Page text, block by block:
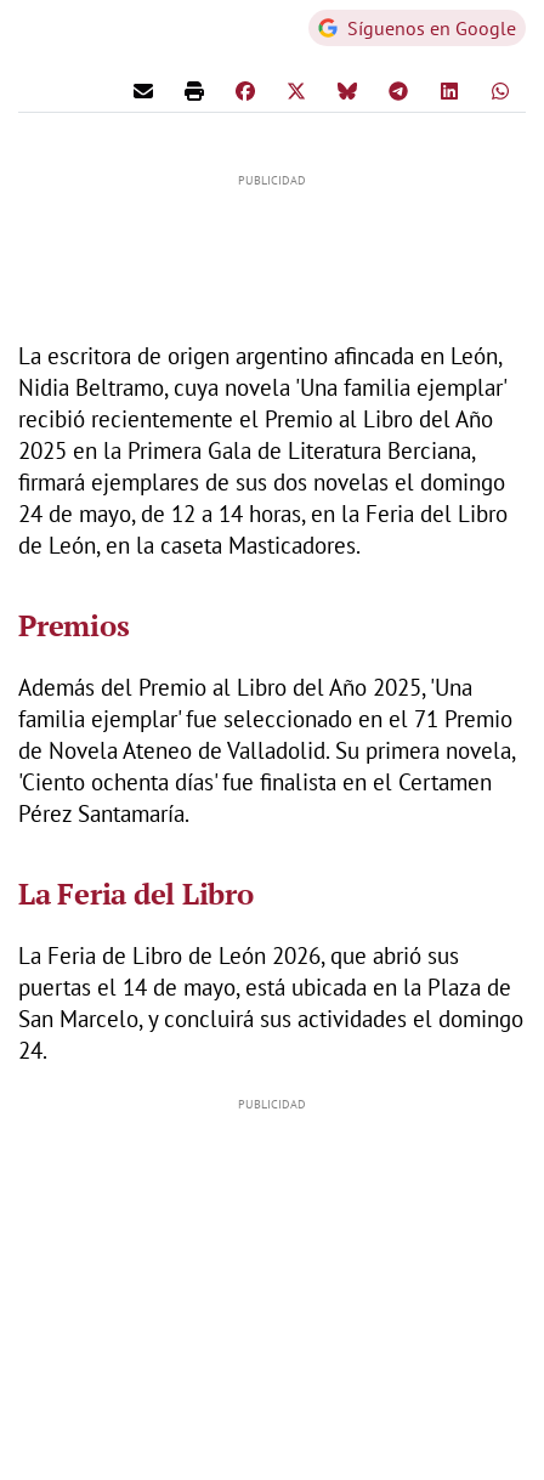
Síguenos en Google
La escritora de origen argentino afincada en León,
Nidia Beltramo, cuya novela 'Una familia ejemplar'
recibió recientemente el Premio al Libro del Año
2025 en la Primera Gala de Literatura Berciana,
firmará ejemplares de sus dos novelas el domingo
24 de mayo, de 12 a 14 horas, en la Feria del Libro
de León, en la caseta Masticadores.
Premios
Además del Premio al Libro del Año 2025, 'Una
familia ejemplar' fue seleccionado en el 71 Premio
de Novela Ateneo de Valladolid. Su primera novela,
'Ciento ochenta días' fue finalista en el Certamen
Pérez Santamaría.
La Feria del Libro
La Feria de Libro de León 2026, que abrió sus
puertas el 14 de mayo, está ubicada en la Plaza de
San Marcelo, y concluirá sus actividades el domingo
24.